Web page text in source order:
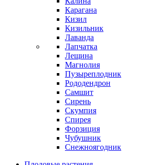
Карагана
Кизил
Кизильник
Лаванда
Лапчатка
Лещина
Магнолия
Пузыреплодник
Рододендрон
Самшит
Сирень
Скумпия
Спирея
Форзиция
Чубушник
Снежноягодник